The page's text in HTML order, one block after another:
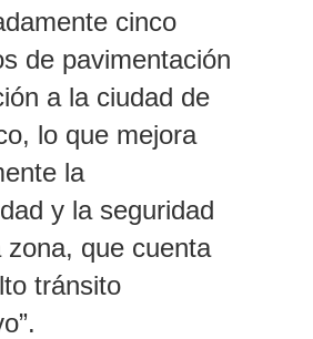
cinco
de pavimentación
a la ciudad de
lo que mejora
la
y la seguridad
zona, que cuenta
tránsito